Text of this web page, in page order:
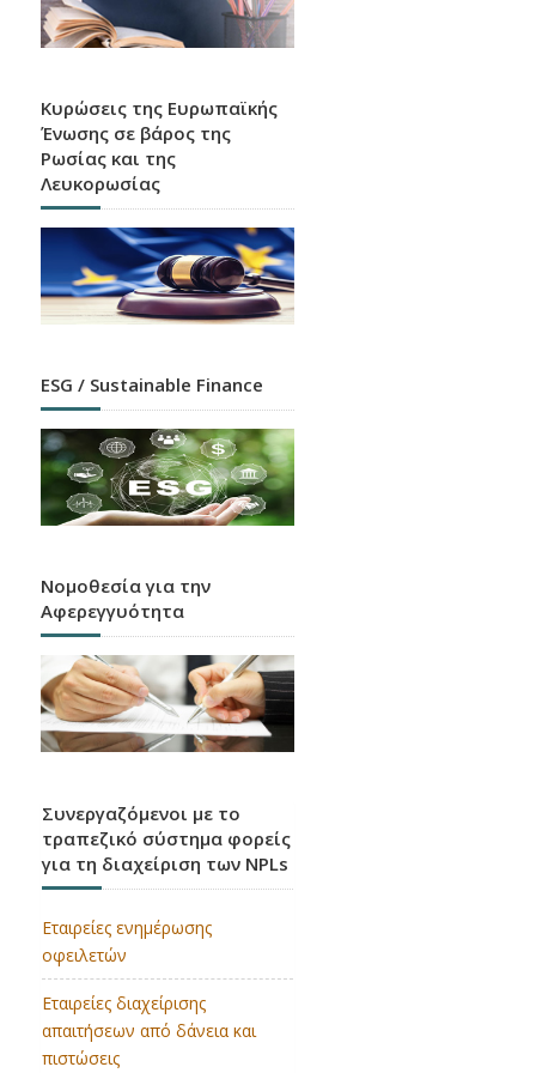
Χάρτης καταστημάτων, ATM και APS όλων των
Ελλάδα
Κάποιες Ειδοποιήσεις
Αγνοείς
Ενημερώσου και προστατεύσου σήμερα από τα
δίαφορα είδη ηλεκτρονικής απάτης
CRR3 / CRD6
Εφαρμογή των κανόνων της Βασιλείας 3 στην
Κυρώσεις της Ευρωπαϊκής
Ένωσης σε βάρος της
Ρωσίας και της
Λευκορωσίας
ESG / Sustainable Finance
Νομοθεσία για την
Αφερεγγυότητα
Συνεργαζόμενοι με το
τραπεζικό σύστημα φορείς
για τη διαχείριση των NPLs
Εταιρείες ενημέρωσης
οφειλετών
Εταιρείες διαχείρισης
απαιτήσεων από δάνεια και
πιστώσεις